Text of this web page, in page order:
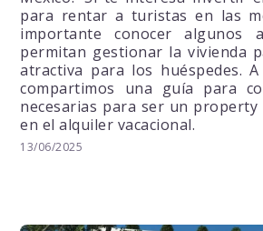
para rentar a turistas en las
importante conocer algunos
permitan gestionar la vivienda
atractiva para los huéspedes.
compartimos una guía para
necesarias para ser un property
en el alquiler vacacional.
13/06/2025